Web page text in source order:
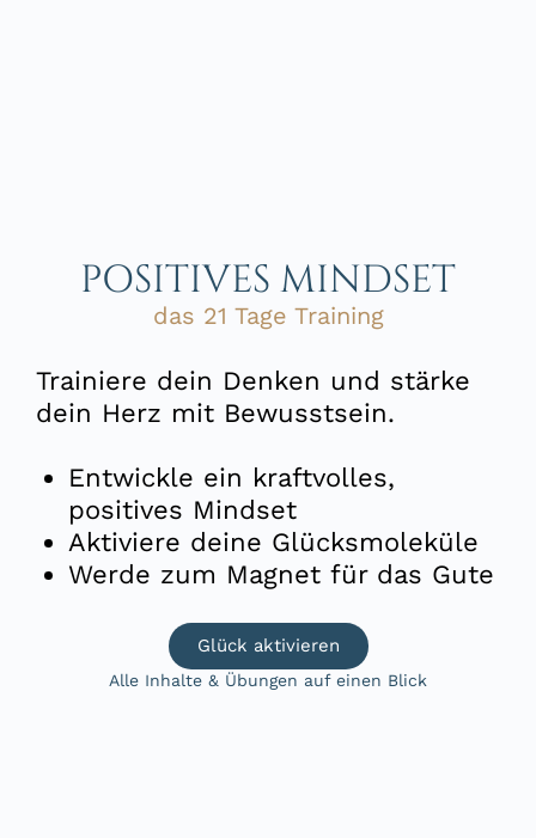
POSITIVES MINDSET
das 21 Tage Training
Trainiere dein Denken und stärke
dein Herz mit Bewusstsein.
Entwickle ein kraftvolles,
positives Mindset
Aktiviere deine Glücksmoleküle
Werde zum Magnet für das Gute
Glück aktivieren
Alle Inhalte & Übungen auf einen Blick